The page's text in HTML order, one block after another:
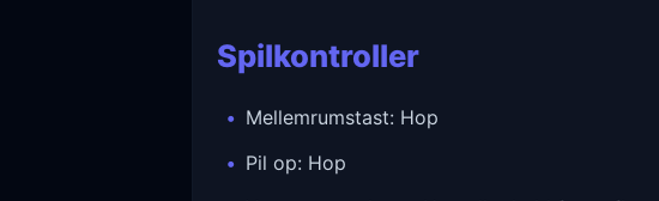
Spilkontroller
Mellemrumstast: Hop
Pil op: Hop